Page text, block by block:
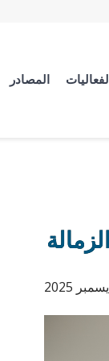
الفعاليات المصادر